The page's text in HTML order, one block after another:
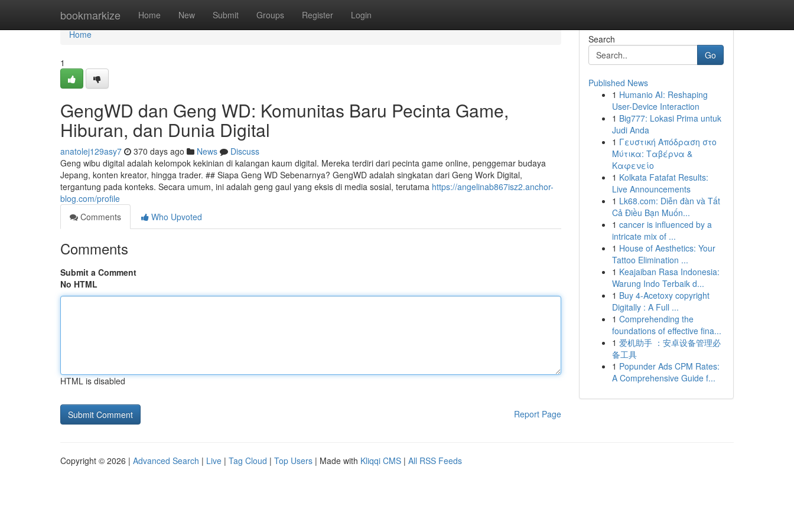
bookmarkize Home New Submit Groups Register Login
Home
Home
1
GengWD dan Geng WD: Komunitas Baru Pecinta Game,
Hiburan, dan Dunia Digital
anatolej129asy7 370 days ago News
Discuss
Geng wibu digital adalah kelompok kekinian di kalangan kaum digital. Mereka terdiri dari pecinta game online, penggemar budaya
Jepang, konten kreator, hingga trader. ## Siapa Geng WD Sebenarnya? GengWD adalah singkatan dari Geng Work Digital,
tergantung pada konteks. Secara umum, ini adalah geng gaul yang eksis di media sosial, terutama https://angelinab867isz2.anchor-
blog.com/profile
Comments
Who Upvoted
Comments
Submit a Comment
No HTML
HTML is disabled
Report Page
Search
Go
Published News
1 Humanio AI: Reshaping
User-Device Interaction
1 Big777: Lokasi Prima untuk
Judi Anda
1 Γευστική Απόδραση στο
Μύτικα: Ταβέρνα &
Καφενείο
1 Kolkata Fatafat Results:
Live Announcements
1 Lk68.com: Diễn đàn và Tất
Cả Điều Bạn Muốn...
1 cancer is influenced by a
intricate mix of ...
1 House of Aesthetics: Your
Tattoo Elimination ...
1 Keajaiban Rasa Indonesia:
Warung Indo Terbaik d...
1 Buy 4-Acetoxy copyright
Digitally : A Full ...
1 Comprehending the
foundations of effective fina...
1 爱机助手 ：安卓设备管理必
备工具
1 Popunder Ads CPM Rates:
A Comprehensive Guide f...
Copyright © 2026 | Advanced Search | Live | Tag Cloud | Top Users | Made with Kliqqi CMS | All RSS Feeds